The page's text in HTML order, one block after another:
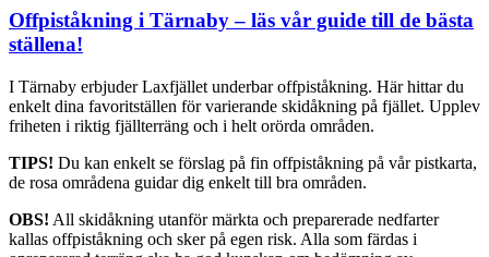
Offpiståkning i Tärnaby – läs vår guide till de bästa
ställena!
I Tärnaby erbjuder Laxfjället underbar offpiståkning. Här hittar du
enkelt dina favoritställen för varierande skidåkning på fjället. Upplev
friheten i riktig fjällterräng och i helt orörda områden.
TIPS! Du kan enkelt se förslag på fin offpiståkning på vår pistkarta,
de rosa områdena guidar dig enkelt till bra områden.
OBS! All skidåkning utanför märkta och preparerade nedfarter
kallas offpiståkning och sker på egen risk. Alla som färdas i